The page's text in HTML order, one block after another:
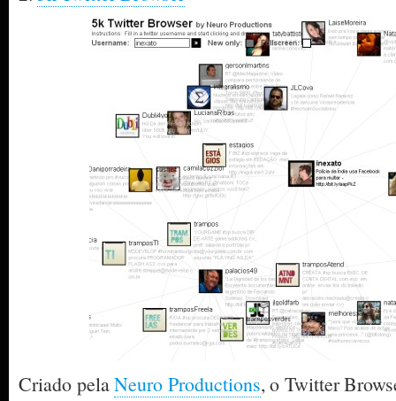
Criado pelaNeuro Productions, o Twitter